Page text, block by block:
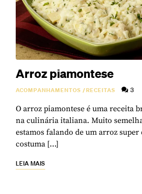
Arroz piamontese
ACOMPANHAMENTOS /RECEITAS 3
O arroz piamontese é uma receita
na culinária italiana. Muito
estamos falando de um arroz super
costuma […]
LEIA MAIS